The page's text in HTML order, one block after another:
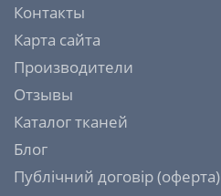
Контакты
Карта сайта
Производители
Отзывы
Каталог тканей
Блог
Публічний договір (оферта)